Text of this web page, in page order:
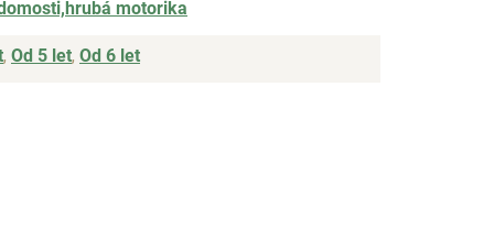
motorika
, Od 5 let, Od 6 let